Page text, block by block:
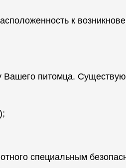
к
питомца.
специальным